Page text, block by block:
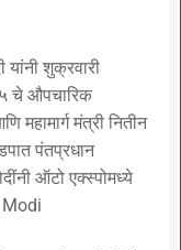
शुक्रवारी
चे औपचारिक
मंत्री नितीन
पंतप्रधान
ऑटो एक्स्पोमध्ये
Modi